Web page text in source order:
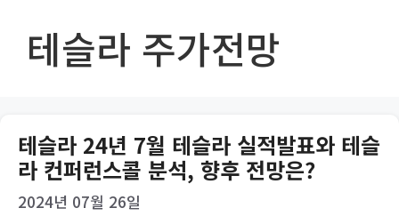
테슬라 주가전망
테슬라 24년 7월 테슬라 실적발표와 테슬
라 컨퍼런스콜 분석, 향후 전망은?
2024년 07월 26일